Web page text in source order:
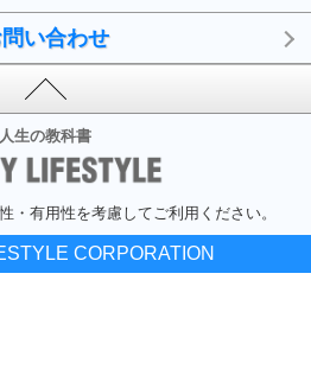
い合わせ
人生の教科書
・有用性を考慮してご利用ください。
CORPORATION